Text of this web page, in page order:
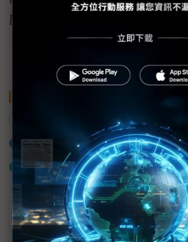
度成果，並予以表揚。
加入已選取到「關鍵字追蹤」
什麼是「關鍵字追蹤」
議題精選－ESG專欄
以SEED技術打造更環保永續的網路